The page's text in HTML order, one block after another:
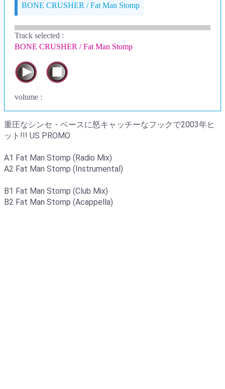
BONE CRUSHER / Fat Man Stomp
Track selected :
BONE CRUSHER / Fat Man Stomp
volume :
重圧なシンセ・ベースに怒キャッチーなフックで2003年ヒ
ット!!! US PROMO
A1 Fat Man Stomp (Radio Mix)
A2 Fat Man Stomp (Instrumental)
B1 Fat Man Stomp (Club Mix)
B2 Fat Man Stomp (Acappella)